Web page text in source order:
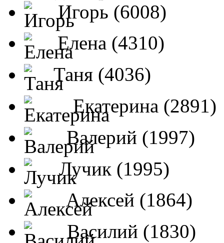
Игорь (6008)
Елена (4310)
Таня (4036)
Екатерина (2891)
Валерий (1997)
Лучик (1995)
Алексей (1864)
Василий (1830)